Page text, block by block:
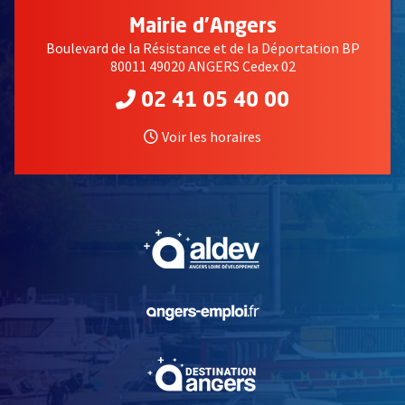
Mairie d'Angers
Boulevard de la Résistance et de la Déportation BP
80011 49020 ANGERS Cedex 02
02 41 05 40 00
Voir les horaires
, Ouvre une nouvelle